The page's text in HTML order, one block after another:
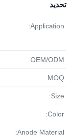
تحديد
Application:
OEM/ODM:
MOQ:
Size:
Color:
Anode Material: